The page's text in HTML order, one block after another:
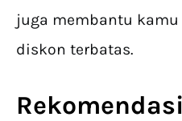
juga membantu
diskon terbatas.